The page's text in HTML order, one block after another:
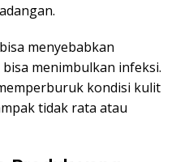
menyebabkan
menimbulkan infeksi.
kondisi kulit
tidak rata atau